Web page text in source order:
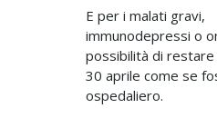
E per i malati gravi,
immunodepressi o
possibilità di restare
30 aprile come se
ospedaliero.